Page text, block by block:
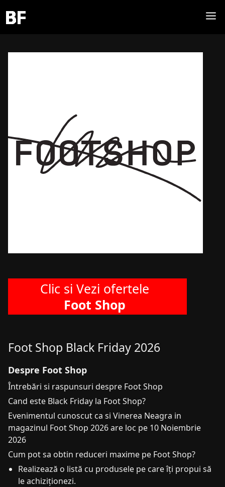
Clic si Vezi ofertele
Foot Shop
Foot Shop Black Friday 2026
Despre Foot Shop
Întrebări si raspunsuri despre Foot Shop
Cand este Black Friday la Foot Shop?
Evenimentul cunoscut ca si Vinerea Neagra in
magazinul Foot Shop 2026 are loc pe 10 Noiembrie
2026
Cum pot sa obtin reduceri maxime pe Foot Shop?
Realizează o listă cu produsele pe care îți propui să
le achiziționezi.